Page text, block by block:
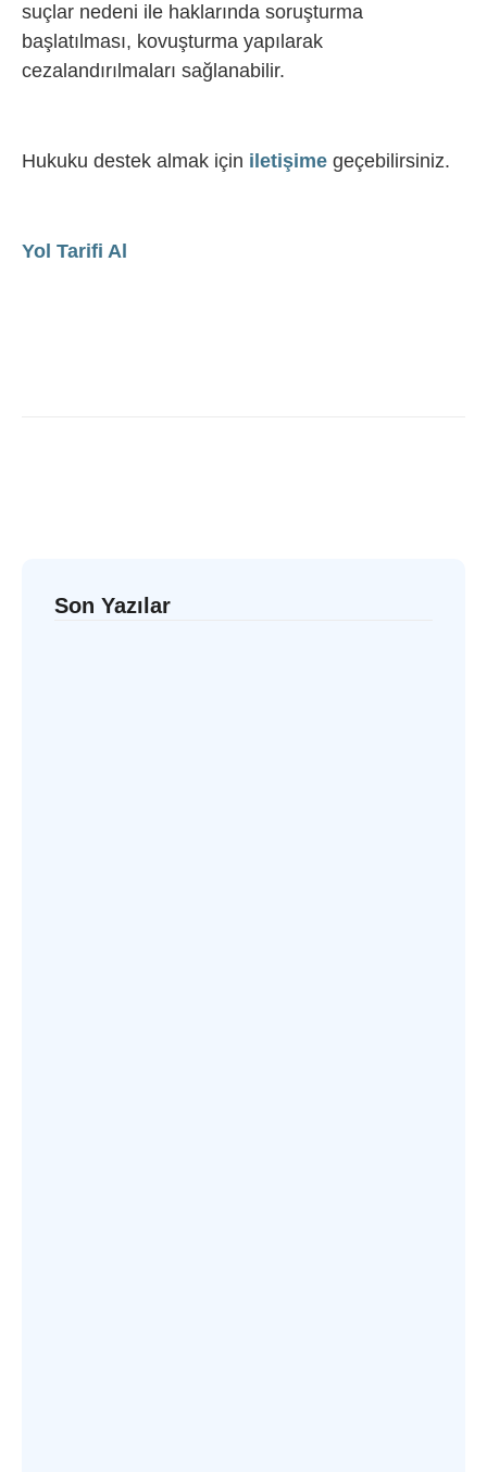
suçlar nedeni ile haklarında soruşturma
başlatılması, kovuşturma yapılarak
cezalandırılmaları sağlanabilir.
Hukuku destek almak için iletişime geçebilirsiniz.
Yol Tarifi Al
Son Yazılar